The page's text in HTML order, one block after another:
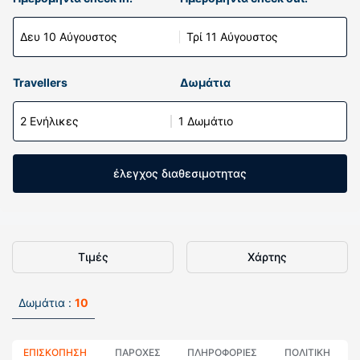
Δευ 10 Αύγουστος Τρί 11 Αύγουστος
Travellers Δωμάτια
2 Ενήλικες 1 Δωμάτιο
έλεγχος διαθεσιμοτητας
Τιμές Χάρτης
Δωμάτια : 10
ΕΠΙΣΚΌΠΗΣΗ
ΠΑΡΟΧΕΣ
ΠΛΗΡΟΦΟΡΊΕΣ
ΠΟΛΙΤΙΚΗ